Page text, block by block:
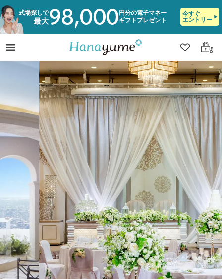
式場探しで
最大98,000 円分の電子マネー
ギフトプレゼント
今すぐ
エントリー
クリップ
ログ